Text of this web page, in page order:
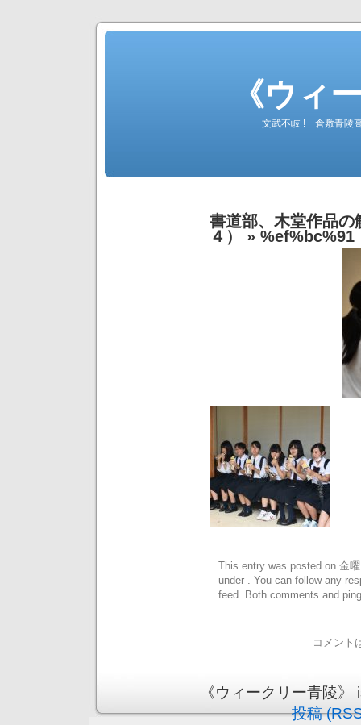
《ウィ
文武不岐 ! 倉敷青陵
書道部、木堂作品の
４）
» %ef%bc%91
This entry was posted on 金
under . You can follow any
feed. Both comments and
コメント
《ウィークリー青陵
投稿